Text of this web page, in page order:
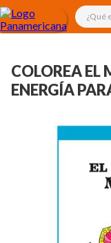
¿Qué
COLOREA EL
ENERGÍA